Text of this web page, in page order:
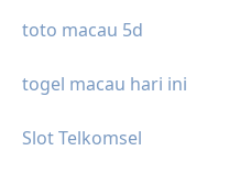
toto macau 5d
togel macau hari ini
Slot Telkomsel